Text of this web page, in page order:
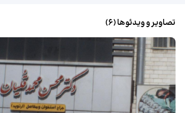
تصاویر و ویدئوها (6
)